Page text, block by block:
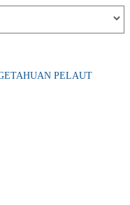
PELAUT